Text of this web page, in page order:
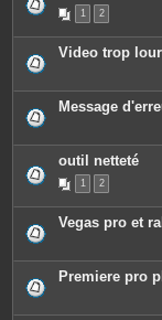
1 2
Video trop
Message
outil netteté
1 2
Vegas pro et
Premiere pro